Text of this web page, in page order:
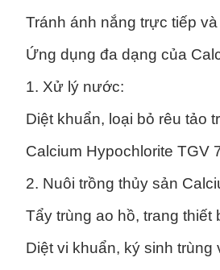
Tránh ánh nắng trực tiếp
Ứng dụng đa dạng của
1. Xử lý nước:
Diệt khuẩn, loại bỏ rêu tảo
Calcium Hypochlorite TGV
2. Nuôi trồng thủy sản
Tẩy trùng ao hồ, trang
Diệt vi khuẩn, ký sinh trùng